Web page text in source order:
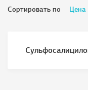
Сортировать по Цена